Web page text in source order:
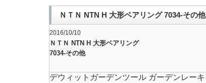
ＮＴＮ NTN H 大形ベアリング 7034-その他
2016/10/10
ＮＴＮ NTN H 大形ベアリング
7034-その他
デウィットガーデンツール ガーデンレーキ